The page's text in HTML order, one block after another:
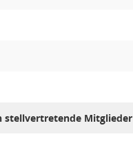
stellvertretende Mitglieder